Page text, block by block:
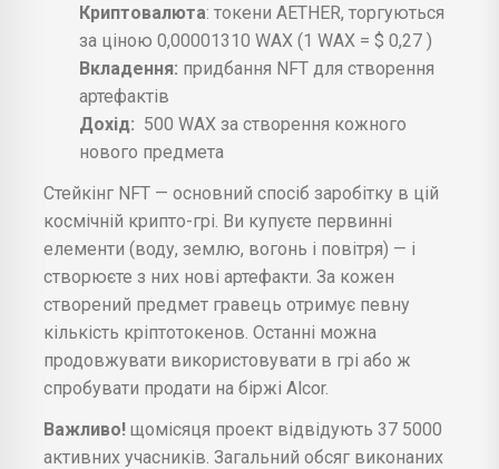
Криптовалюта: токени AETHER, торгуються
за ціною 0,00001310 WAX (1 WAX = $ 0,27 )
Вкладення: придбання NFT для створення
артефактів
Дохід: 500 WAX за створення кожного
нового предмета
Стейкінг NFT — основний спосіб заробітку в цій
космічній крипто-грі. Ви купуєте первинні
елементи (воду, землю, вогонь і повітря) — і
створюєте з них нові артефакти. За кожен
створений предмет гравець отримує певну
кількість кріптотокенов. Останні можна
продовжувати використовувати в грі або ж
спробувати продати на біржі Alcor.
Важливо! щомісяця проект відвідують 37 5000
активних учасників. Загальний обсяг виконаних